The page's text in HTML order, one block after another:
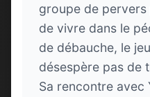
groupe de
de vivre dans le
de débauche, le
désespère pas de
Sa rencontre avec